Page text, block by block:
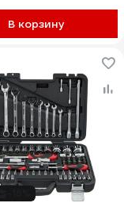
В корзину